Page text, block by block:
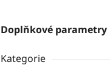
Doplňkové parametry
Kategorie